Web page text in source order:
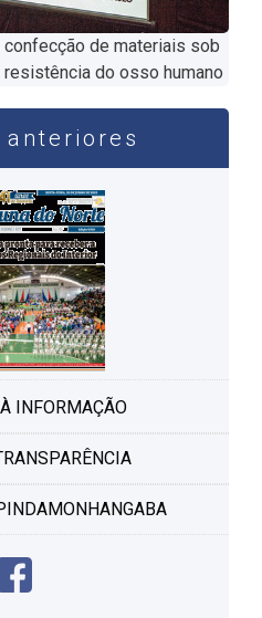
de materiais sob
do osso humano
anteriores
INFORMAÇÃO